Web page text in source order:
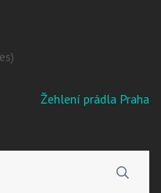
Žehlení prádla Praha